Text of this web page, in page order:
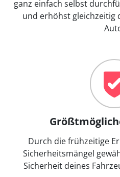
ganz einfach selbst
und erhöhst gleichzeitig
Durch die frühzeitige
Sicherheitsmängel
Sicherheit deines